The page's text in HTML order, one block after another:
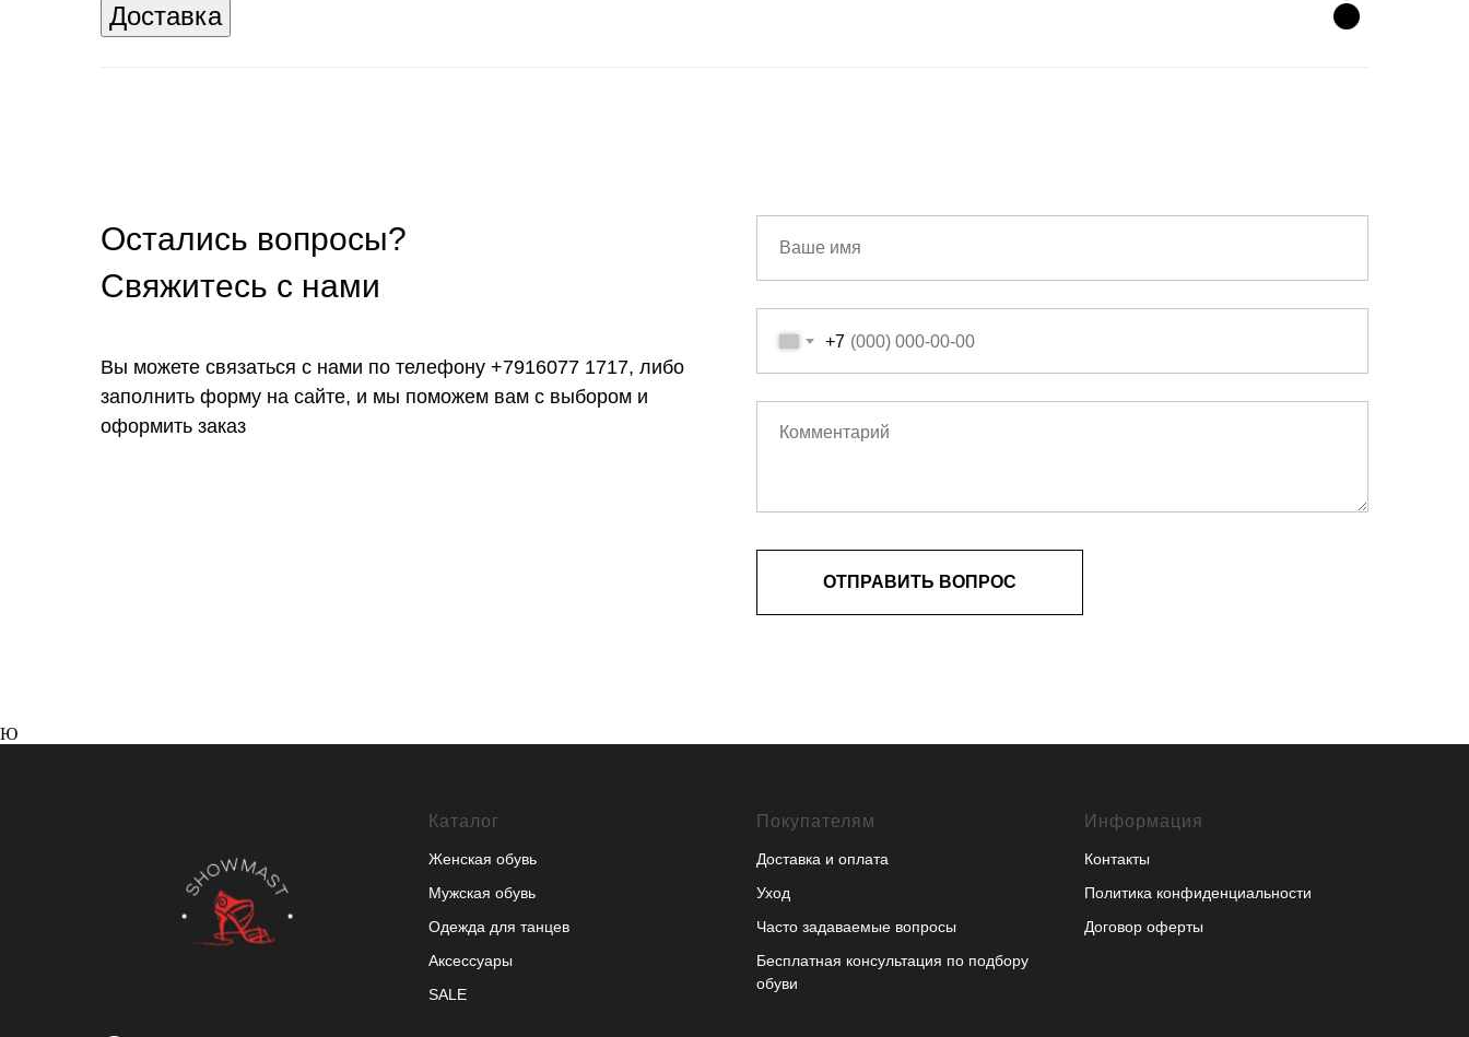
Доставка
Остались вопросы?
Свяжитесь с нами
Вы можете связаться с нами по телефону +7916077 1717, либо
заполнить форму на сайте, и мы поможем вам с выбором и
оформить заказ
+7
ОТПРАВИТЬ ВОПРОС
Ю
Каталог
Женская обувь
Мужская обувь
Одежда для танцев
Аксессуары
SALE
Покупателям
Доставка и оплата
Уход
Часто задаваемые вопросы
Бесплатная консультация по подбору
обуви
Информация
Контакты
Политика конфиденциальности
Договор оферты